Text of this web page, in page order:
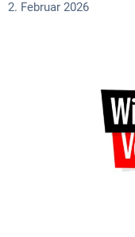
2. Februar 2026